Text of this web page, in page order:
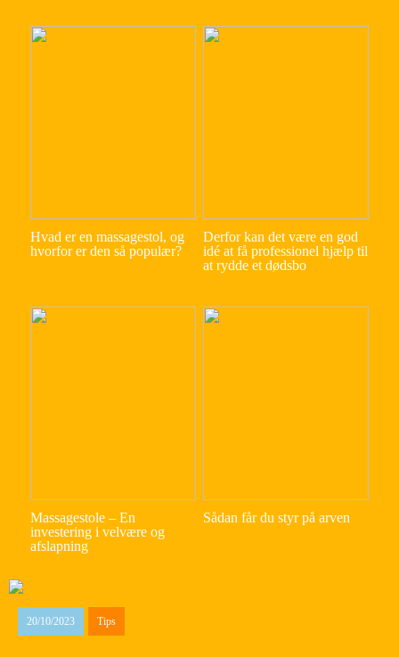
Hvad er en massagestol, og
hvorfor er den så populær?
Derfor kan det være en god
idé at få professionel hjælp til
at rydde et dødsbo
Massagestole – En
investering i velvære og
afslapning
Sådan får du styr på arven
20/10/2023 Tips